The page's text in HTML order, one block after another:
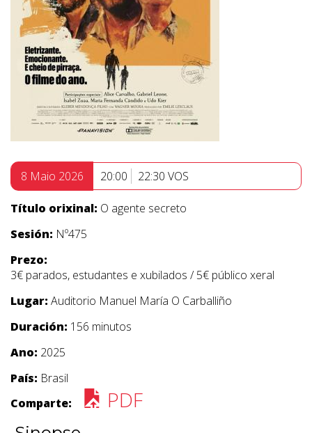
8 Maio 2026 20:00 22:30 VOS
Título orixinal: O agente secreto
Sesión: Nº475
Prezo:
3€ parados, estudantes e xubilados / 5€ público xeral
Lugar: Auditorio Manuel María O Carballiño
Duración: 156 minutos
Ano: 2025
País: Brasil
Comparte:
PDF